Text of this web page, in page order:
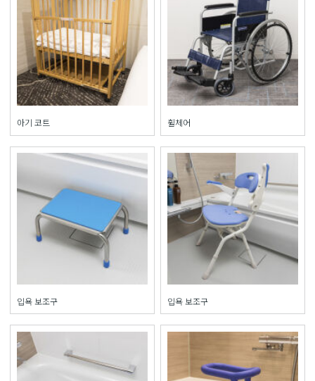
아기 코트 휠체어
입욕 보조구 입욕 보조구